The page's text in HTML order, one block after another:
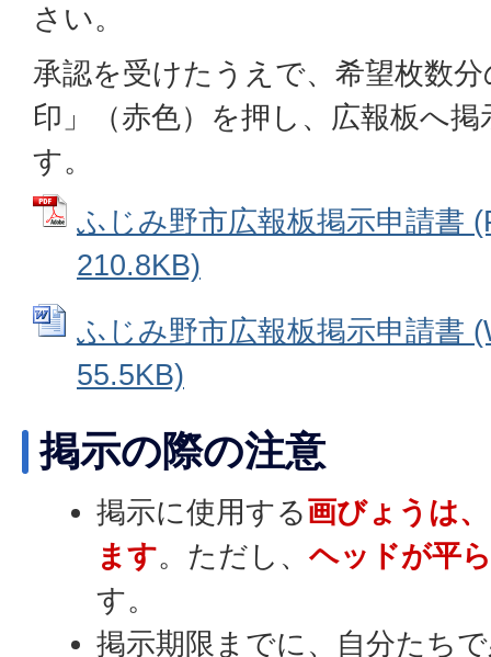
さい。
承認を受けたうえで、希望枚数
印」（赤色）を押し、広報板へ
す。
ふじみ野市広報板掲示申請書
210.8KB)
ふじみ野市広報板掲示申請書
55.5KB)
掲示の際の注意
掲示に使用する画びょうは
ます。ただし、ヘッドが平
す。
掲示期限までに、自分たち